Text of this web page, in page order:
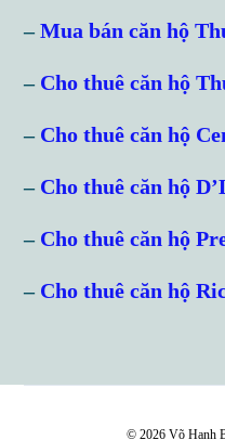
–Mua bán căn hộ
– Cho thuê căn hộ
– Cho thuê căn hộ
– Cho thuê căn hộ
– Cho thuê căn hộ
– Cho thuê căn hộ
© 2026 Võ Hạnh